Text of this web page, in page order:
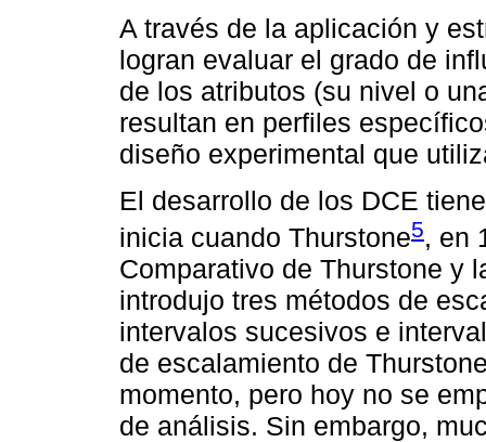
A través de la aplicación y
logran evaluar el grado de
de los atributos (su nivel o
resultan en perfiles
diseño experimental que
El desarrollo de los DCE
inicia cuando Thurstone5, en
Comparativo de Thurstone y
introdujo tres métodos de
intervalos sucesivos e
de escalamiento de
momento, pero hoy no se
de análisis. Sin embargo,